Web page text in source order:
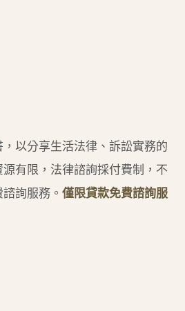
以分享生活法律、訴訟實務的
有限，法律諮詢採付費制，不
詢服務。 僅限貸款免費諮詢服